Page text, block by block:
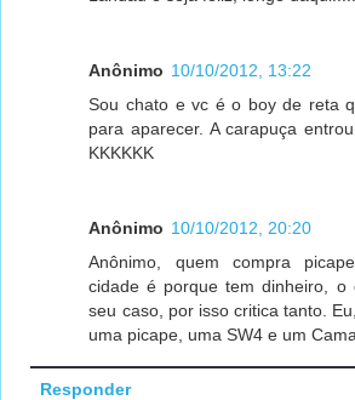
Anônimo 10/10/2012, 13:22
Sou chato e vc é o boy de reta
para aparecer. A carapuça
KKKKKK
Anônimo 10/10/2012, 20:20
Anônimo, quem compra
cidade é porque tem dinheiro,
seu caso, por isso critica tanto.
uma picape, uma SW4 e um
Responder